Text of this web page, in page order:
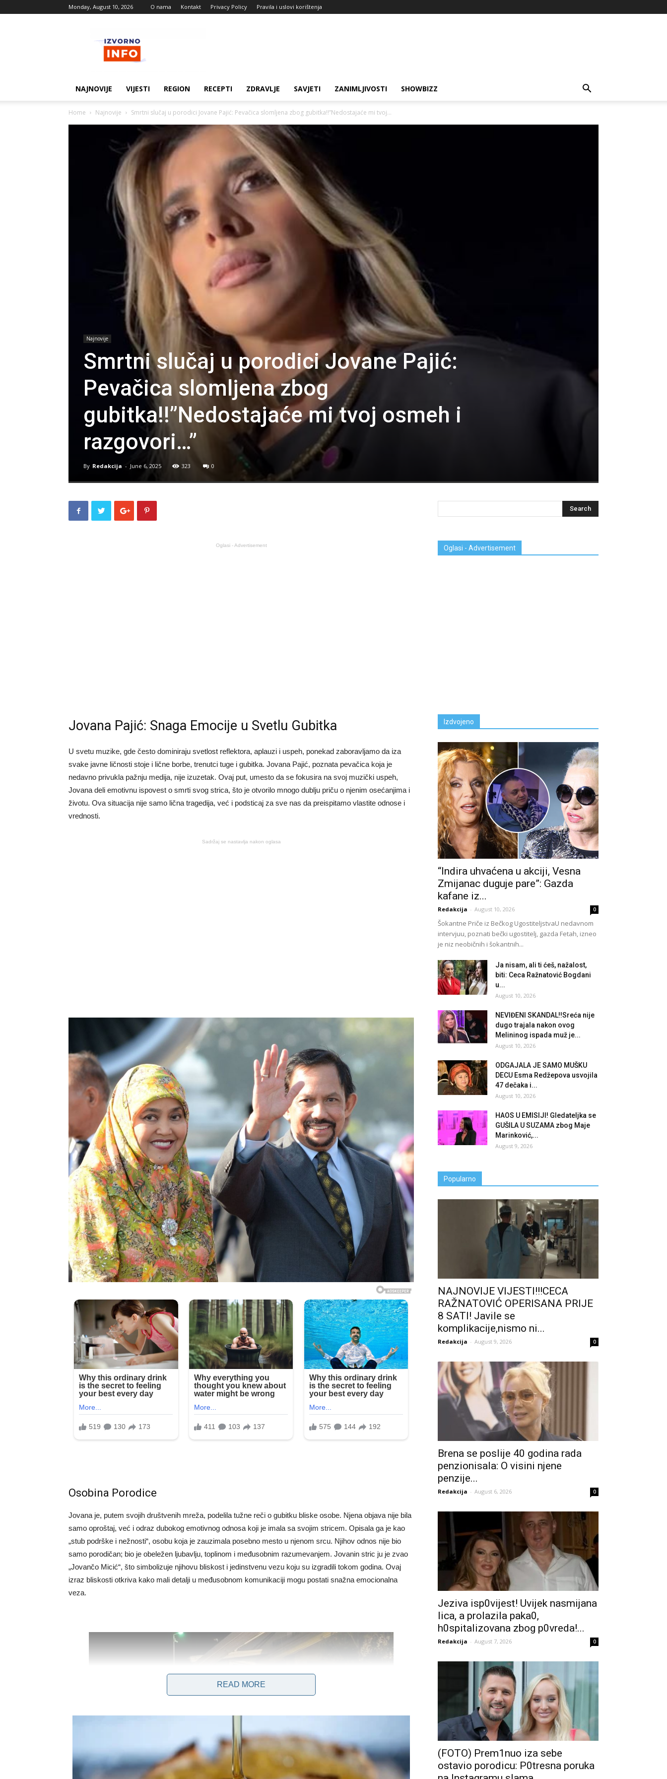
Monday, August 10, 2026 O nama Kontakt Privacy Policy Pravila i uslovi korištenja
vijesti
NAJNOVIJE VIJESTI REGION RECEPTI ZDRAVLJE SAVJETI ZANIMLJIVOSTI SHOWBIZZ
Home Najnovije Smrtni slučaj u porodici Jovane Pajić: Pevačica slomljena zbog gubitka!!”Nedostajaće mi tvoj...
Najnovije
Smrtni slučaj u porodici Jovane Pajić:
Pevačica slomljena zbog
gubitka!!”Nedostajaće mi tvoj osmeh i
razgovori…”
By Redakcija - June 6, 2025 323 0
Oglasi - Advertisement
Jovana Pajić: Snaga Emocije u Svetlu Gubitka
U svetu muzike, gde često dominiraju svetlost reflektora, aplauzi i uspeh, ponekad zaboravljamo da iza
svake javne ličnosti stoje i lične borbe, trenutci tuge i gubitka. Jovana Pajić, poznata pevačica koja je
nedavno privukla pažnju medija, nije izuzetak. Ovaj put, umesto da se fokusira na svoj muzički uspeh,
Jovana deli emotivnu ispovest o smrti svog strica, što je otvorilo mnogo dublju priču o njenim osećanjima i
životu. Ova situacija nije samo lična tragedija, već i podsticaj za sve nas da preispitamo vlastite odnose i
vrednosti.
Sadržaj se nastavlja nakon oglasa
Osobina Porodice
Jovana je, putem svojih društvenih mreža, podelila tužne reči o gubitku bliske osobe. Njena objava nije bila
samo oproštaj, već i odraz dubokog emotivnog odnosa koji je imala sa svojim stricem. Opisala ga je kao
„stub podrške i nežnosti“, osobu koja je zauzimala posebno mesto u njenom srcu. Njihov odnos nije bio
samo porodičan; bio je obeležen ljubavlju, toplinom i međusobnim razumevanjem. Jovanin stric ju je zvao
„Jovančo Micić“, što simbolizuje njihovu bliskost i jedinstvenu vezu koju su izgradili tokom godina. Ovaj
izraz bliskosti otkriva kako mali detalji u međusobnom komunikaciji mogu postati snažna emocionalna
veza.
READ MORE
Oglasi - Advertisement
Izdvojeno
“Indira uhvaćena u akciji, Vesna
Zmijanac duguje pare”: Gazda
kafane iz...
Redakcija - August 10, 2026 0
Šokantne Priče iz Bečkog UgostiteljstvaU nedavnom
intervjuu, poznati bečki ugostitelj, gazda Fetah, izneo
je niz neobičnih i šokantnih...
Ja nisam, ali ti ćeš, nažalost,
biti: Ceca Ražnatović Bogdani
u...
August 10, 2026
NEVIĐENI SKANDAL!!Sreća nije
dugo trajala nakon ovog
Melininog ispada muž je...
August 10, 2026
ODGAJALA JE SAMO MUŠKU
DECU Esma Redžepova usvojila
47 dečaka i...
August 10, 2026
HAOS U EMISIJI! Gledateljka se
GUŠILA U SUZAMA zbog Maje
Marinković,...
August 9, 2026
Popularno
NAJNOVIJE VIJESTI!!!CECA
RAŽNATOVIĆ OPERISANA PRIJE
8 SATI! Javile se
komplikacije,nismo ni...
Redakcija - August 9, 2026 0
Brena se poslije 40 godina rada
penzionisala: O visini njene
penzije...
Redakcija - August 6, 2026 0
Jeziva isp0vijest! Uvijek nasmijana
lica, a prolaziIa paka0,
h0spitalizovana zbog p0vreda!...
Redakcija - August 7, 2026 0
(FOTO) Prem1nuo iza sebe
ostavio porodicu: P0tresna poruka